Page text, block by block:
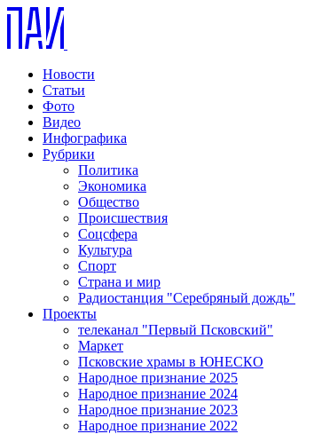
Новости
Статьи
Фото
Видео
Инфографика
Рубрики
Политика
Экономика
Общество
Происшествия
Соцсфера
Культура
Спорт
Страна и мир
Радиостанция "Серебряный дождь"
Проекты
телеканал "Первый Псковский"
Маркет
Псковские храмы в ЮНЕСКО
Народное признание 2025
Народное признание 2024
Народное признание 2023
Народное признание 2022